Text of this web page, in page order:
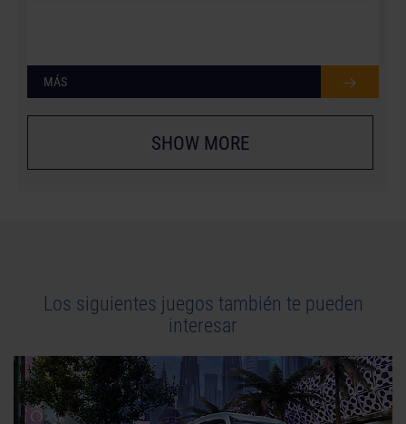
MÁS
SHOW MORE
Los siguientes juegos también te pueden
interesar